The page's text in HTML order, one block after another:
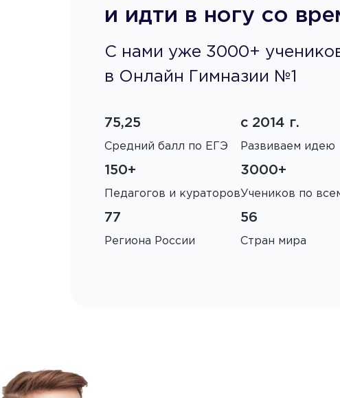
и идти в ногу со
С нами уже 3000+
в Онлайн Гимназии №1
75,25
Средний балл по ЕГЭ
150+
Педагогов и кураторов
77
Региона России
с 2014 г.
Развиваем идею
3000+
Учеников по
56
Стран мира